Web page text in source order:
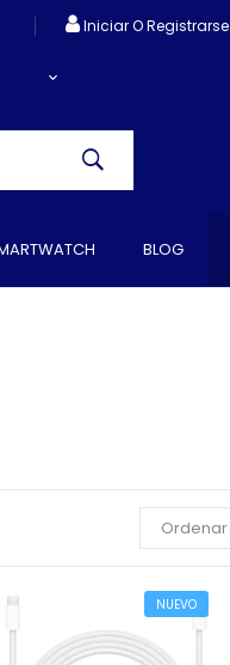
Iniciar O Registrarse
BLOG
NUEVO